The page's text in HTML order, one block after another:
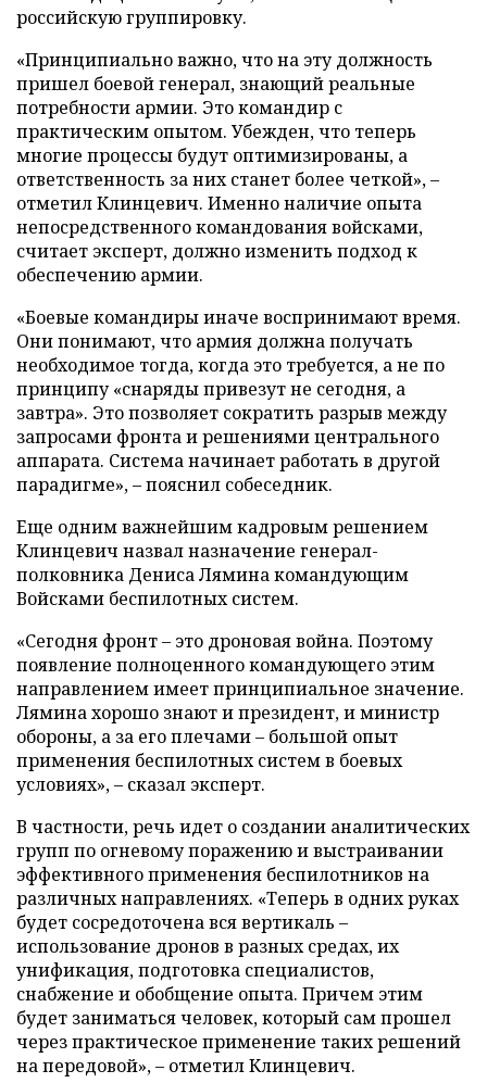
российскую группировку.
«Принципиально важно, что на эту должность
пришел боевой генерал, знающий реальные
потребности армии. Это командир с
практическим опытом. Убежден, что теперь
многие процессы будут оптимизированы, а
ответственность за них станет более четкой», –
отметил Клинцевич. Именно наличие опыта
непосредственного командования войсками,
считает эксперт, должно изменить подход к
обеспечению армии.
«Боевые командиры иначе воспринимают время.
Они понимают, что армия должна получать
необходимое тогда, когда это требуется, а не по
принципу «снаряды привезут не сегодня, а
завтра». Это позволяет сократить разрыв между
запросами фронта и решениями центрального
аппарата. Система начинает работать в другой
парадигме», – пояснил собеседник.
Еще одним важнейшим кадровым решением
Клинцевич назвал назначение генерал-
полковника Дениса Лямина командующим
Войсками беспилотных систем.
«Сегодня фронт – это дроновая война. Поэтому
появление полноценного командующего этим
направлением имеет принципиальное значение.
Лямина хорошо знают и президент, и министр
обороны, а за его плечами – большой опыт
применения беспилотных систем в боевых
условиях», – сказал эксперт.
В частности, речь идет о создании аналитических
групп по огневому поражению и выстраивании
эффективного применения беспилотников на
различных направлениях. «Теперь в одних руках
будет сосредоточена вся вертикаль –
использование дронов в разных средах, их
унификация, подготовка специалистов,
снабжение и обобщение опыта. Причем этим
будет заниматься человек, который сам прошел
через практическое применение таких решений
на передовой», – отметил Клинцевич.